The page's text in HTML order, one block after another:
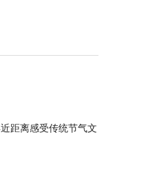
距离感受传统节气文